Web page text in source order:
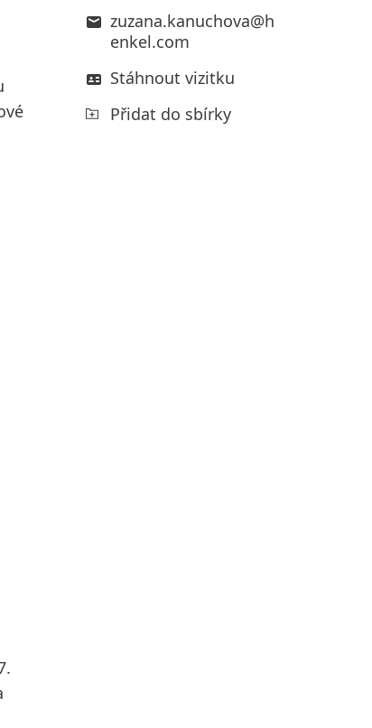
zuzana.kanuchova@h
enkel.com
Stáhnout vizitku
Přidat do sbírky